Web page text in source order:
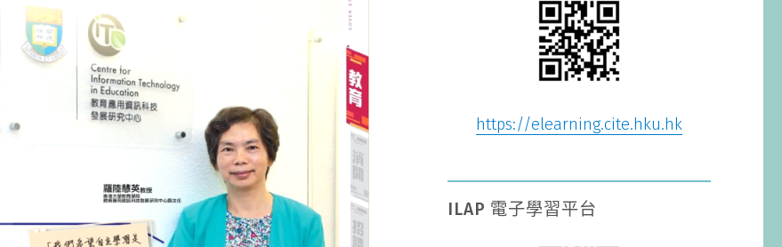
https://elearning.cite.hku.hk
ILAP 電子學習平台